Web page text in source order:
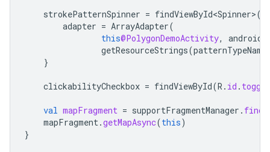
strokePatternSpinner = findViewById<Spinner>(
adapter = ArrayAdapter(
this@PolygonDemoActivity, android
getResourceStrings(
}
clickabilityCheckbox = findViewById(R . id .
val mapFragment = supportFragmentManager .
mapFragment.getMapAsync(this)
}